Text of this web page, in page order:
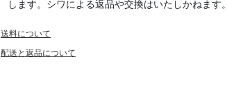
します。シワによる返品や交換はいたしかねます。
送料について
配送と返品について